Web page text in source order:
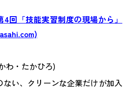
「技能実習制度の現場から」
わ・たかひろ)
ない、クリーンな企業だけが加入